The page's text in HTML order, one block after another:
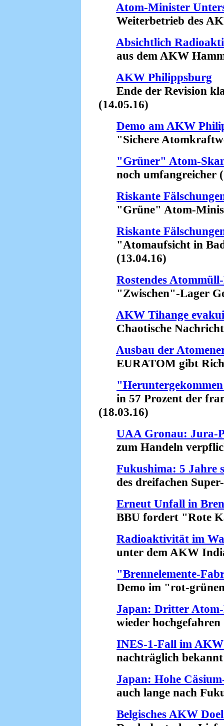
Atom-Minister
Weiterbetrieb des
Absichtlich
aus dem AKW
AKW Philippsburg
Ende der Revision
(14.05.16)
Demo am AKW
"Sichere
"Grüner" Atom-
noch umfangreicher
Riskante
"Grüne" Atom-
Riskante
"Atomaufsicht in
(13.04.16)
Rostendes
"Zwischen"-Lager
AKW Tihange
Chaotische
Ausbau der
EURATOM gibt
in 57 Prozent der
(18.03.16)
UAA Gronau: Jura-
zum Handeln
Fukushima: 5 Jahre
des dreifachen
Erneut Unfall in
BBU fordert "Rote
Radioaktivität im
unter dem AKW
"Brennelemente-
Demo im "rot-
Japan: Dritter
wieder hochgefahren
INES-1-Fall im
nachträglich bekannt
Japan: Hohe
auch lange nach
Belgisches AKW